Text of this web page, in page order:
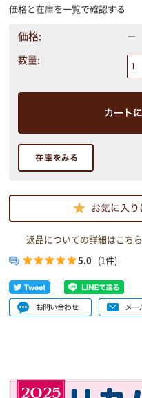
価格と在庫を一覧で確認する
価格: －
数量:
返品についての詳細はこちら
5.0 (1件)